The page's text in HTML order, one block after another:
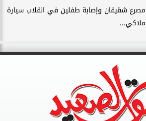
مصرع شقيقان وإصابة طفلين في انقلاب سيارة
ملاكي...